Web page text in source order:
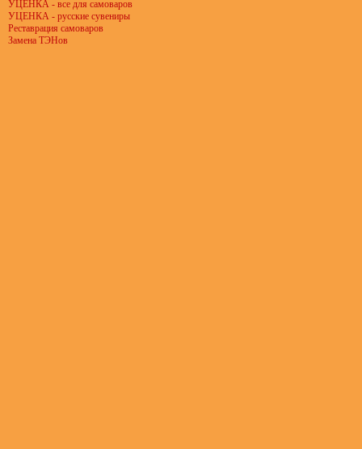
УЦЕНКА - все для самоваров
УЦЕНКА - русские сувениры
Реставрация самоваров
Замена ТЭНов